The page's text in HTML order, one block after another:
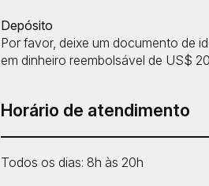
Depósito
Por favor, deixe um documento de
em dinheiro reembolsável de US$
Horário de atendimento
Todos os dias: 8h às 20h